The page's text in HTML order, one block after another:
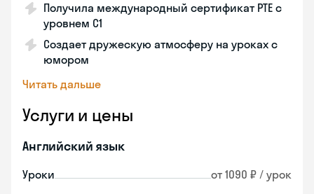
Получила международный сертификат PTE с
уровнем C1
Создает дружескую атмосферу на уроках с
юмором
Читать дальше
Услуги и цены
Английский язык
Уроки от 1090 ₽ / урок